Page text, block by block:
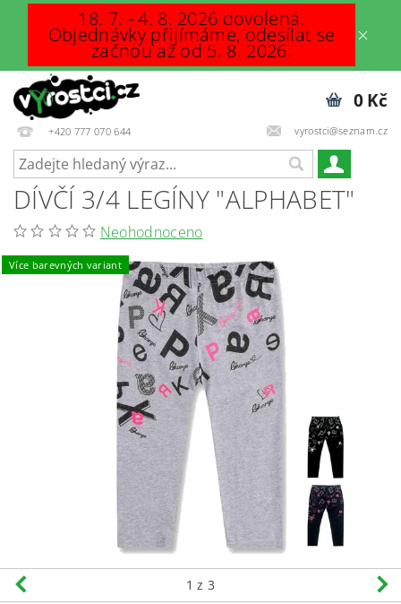
18. 7. - 4. 8. 2026 dovolená.
Objednávky přijímáme, odesílat se
začnou až od 5. 8. 2026.
+420 777 070 644 vyrostci@seznam.cz
0 Kč
DÍVČÍ 3/4 LEGÍNY "ALPHABET"
Neohodnoceno
Více barevných variant
1 z 3